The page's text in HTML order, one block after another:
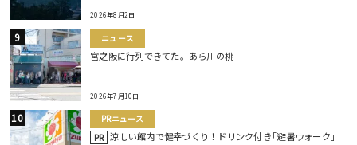
2026年8月2日
ニュース
宮之阪に行列できてた。あら川の桃
2026年7月10日
PRニュース
PR 涼しい館内で健幸づくり！ドリンク付き｢避暑ウォーク｣